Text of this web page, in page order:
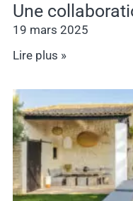
Une
19 mars 2025
Lire plus »